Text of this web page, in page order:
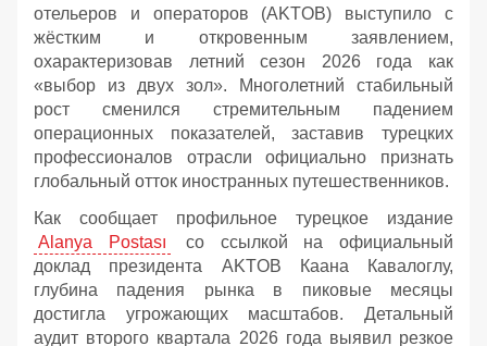
отельеров и операторов (AKTOB) выступило с
жёстким и откровенным заявлением,
охарактеризовав летний сезон 2026 года как
«выбор из двух зол». Многолетний стабильный
рост сменился стремительным падением
операционных показателей, заставив турецких
профессионалов отрасли официально признать
глобальный отток иностранных путешественников.
Как сообщает профильное турецкое издание
Alanya Postası
со ссылкой на официальный
доклад президента AKTOB Каана Кавалоглу,
глубина падения рынка в пиковые месяцы
достигла угрожающих масштабов. Детальный
аудит второго квартала 2026 года выявил резкое